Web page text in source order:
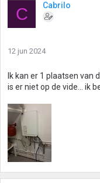
C Cabrilo
12 jun 2024
Ik kan er 1 plaatsen van
is er niet op de vide... ik